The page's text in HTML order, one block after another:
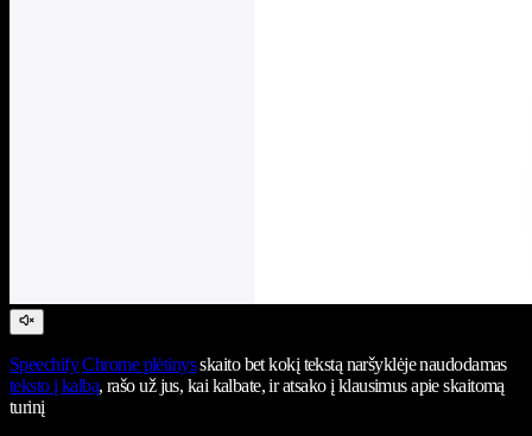
Speechify Chrome plėtinysskaito bet kokį tekstą naršyklėje naudodamas
teksto į kalbą, rašo už jus, kai kalbate, ir atsako į klausimus apie skaitomą
turinį